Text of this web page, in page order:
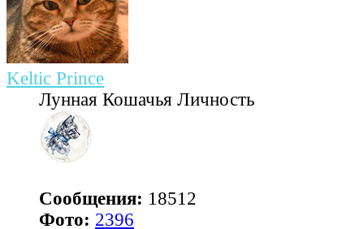
Keltic Prince
Лунная Кошачья Личность
Сообщения: 18512
Фото: 2396